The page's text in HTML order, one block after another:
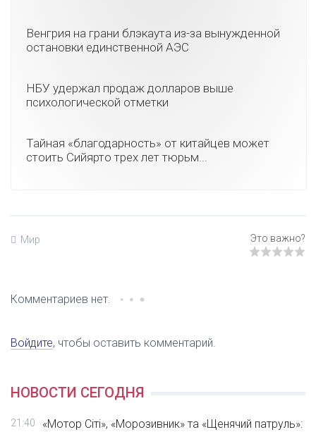
Венгрия на грани блэкаута из-за вынужденной
остановки единственной АЭС
НБУ удержал продаж долларов выше
психологической отметки
Тайная «благодарность» от китайцев может
стоить Сийярто трех лет тюрьм...
Мир
Комментариев нет.
Войдите, чтобы оставить комментарий.
НОВОСТИ СЕГОДНЯ
21:40
«Мотор Сіті», «Морозивник» та «Щенячий патруль»: